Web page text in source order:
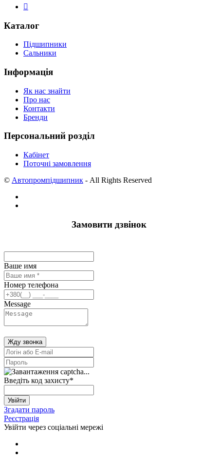
Каталог
Підшипники
Сальники
Інформація
Як нас знайти
Про нас
Контакти
Бренди
Персональний розділ
Кабінет
Поточні замовлення
© Автопромпідшипник - All Rights Reserved
Замовити дзвінок
Ваше имя
Номер телефона
Message
Жду звонка
Введіть код захисту*
Увійти
Згадати пароль
Реєстрація
Увійти через соціальні мережі